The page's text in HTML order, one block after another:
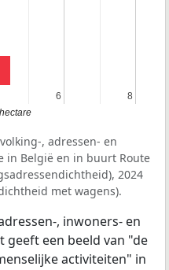
6
6 8
8
, adressen- en
in België en in buurt Route
2024
met wagens).
, inwoners- en
geeft een beeld van "de
activiteiten" in